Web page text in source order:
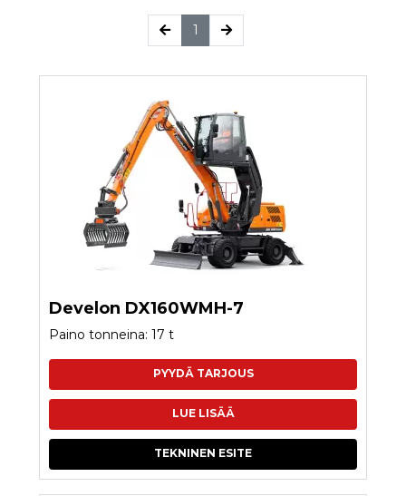
1 (current)
Develon DX160WMH-7
Paino tonneina: 17 t
PYYDÄ TARJOUS
LUE LISÄÄ
TEKNINEN ESITE